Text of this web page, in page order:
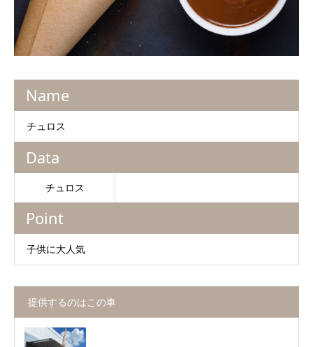
Name
チュロス
Data
チュロス
Point
子供に大人気
提供するのはこの車